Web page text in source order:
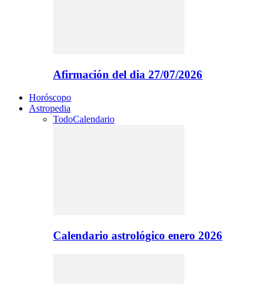
Afirmación del dia 27/07/2026
Horóscopo
Astropedia
TodoCalendario
Calendario astrológico enero 2026